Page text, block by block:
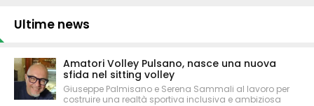
Ultime news
Amatori Volley Pulsano, nasce una nuova
sfida nel sitting volley
Giuseppe Palmisano e Serena Sammali al lavoro per
costruire una realtà sportiva inclusiva e ambiziosa